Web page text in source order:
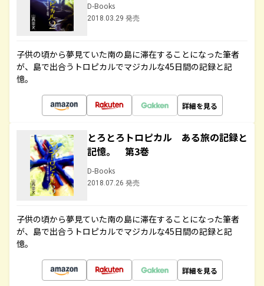
D-Books
2018.03.29 発売
子供の頃から夢見ていた南の島に滞在することになった筆者
が、島で出合うトロピカルでマジカルな45日間の記録と記
憶。
詳細を見る
とろとろトロピカル ある旅の記録と
記憶。 第3巻
D-Books
2018.07.26 発売
子供の頃から夢見ていた南の島に滞在することになった筆者
が、島で出合うトロピカルでマジカルな45日間の記録と記
憶。
詳細を見る